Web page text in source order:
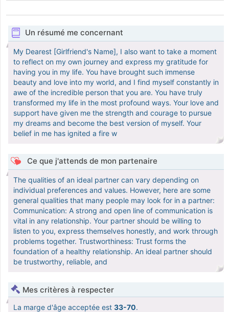
Un résumé me concernant
My Dearest [Girlfriend's Name], I also want to take a moment
to reflect on my own journey and express my gratitude for
having you in my life. You have brought such immense
beauty and love into my world, and I find myself constantly in
awe of the incredible person that you are. You have truly
transformed my life in the most profound ways. Your love and
support have given me the strength and courage to pursue
my dreams and become the best version of myself. Your
belief in me has ignited a fire w
Ce que j'attends de mon partenaire
The qualities of an ideal partner can vary depending on
individual preferences and values. However, here are some
general qualities that many people may look for in a partner:
Communication: A strong and open line of communication is
vital in any relationship. Your partner should be willing to
listen to you, express themselves honestly, and work through
problems together. Trustworthiness: Trust forms the
foundation of a healthy relationship. An ideal partner should
be trustworthy, reliable, and
Mes critères à respecter
La marge d'âge acceptée est 33-70.